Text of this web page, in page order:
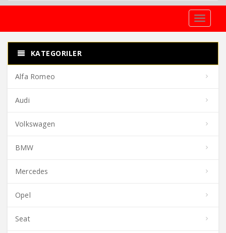
Toggle
KATEGORILER
Alfa Romeo
Audi
Volkswagen
BMW
Mercedes
Opel
Seat